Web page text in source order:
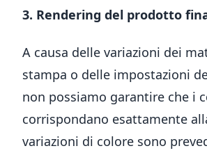
3. Rendering del prodotto
A causa delle variazioni dei
stampa o delle impostazioni
non possiamo garantire che i
corrispondano esattamente
variazioni di colore sono